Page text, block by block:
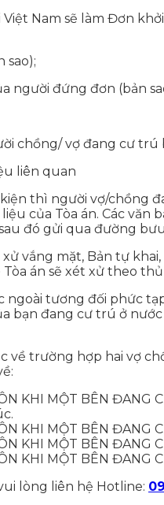
Nam sẽ làm Đơn
sao);
người đứng đơn (bản
chồng/ vợ đang cư
liên quan
thì người vợ/chồng
của Tòa án. Các
đó gửi qua đường
vắng mặt, Bản tự
án sẽ xét xử theo
tương đối phức
bạn đang cư trú ở
về trường hợp hai vợ
lòng liên hệ Hotline: